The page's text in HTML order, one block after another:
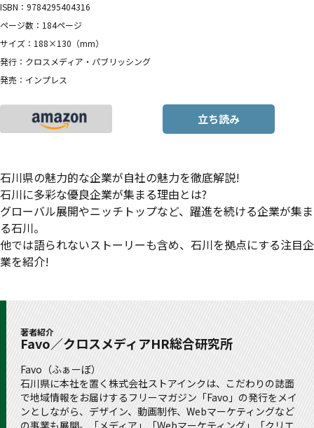
ISBN：9784295404316
ページ数：184ページ
サイズ：188×130（mm）
発行：クロスメディア・パブリッシング
発売：インプレス
立ち読み
石川県の魅力的な企業が自社の魅力を徹底解説!
石川に多彩な優良企業が集まる理由とは?
グローバル展開やニッチトップなど、躍進を続ける企業が集ま
る石川。
他では語られないストーリーも含め、石川を拠点にする注目企
業を紹介!
著者紹介
Favo／クロスメディアHR総合研究所
Favo（ふぁーぼ）
石川県に本社を置く株式会社ストアインクは、こだわりの誌面
で地域情報をお届けするフリーマガジン「Favo」の発行をメイ
ンとしながら、デザイン、動画制作、Webマーケティングなど